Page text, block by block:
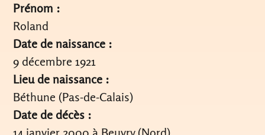
Prénom :
Roland
Date de naissance :
9 décembre 1921
Lieu de naissance :
Béthune (Pas-de-Calais)
Date de décès :